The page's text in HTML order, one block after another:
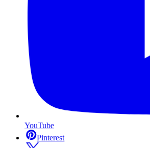
YouTube
Pinterest